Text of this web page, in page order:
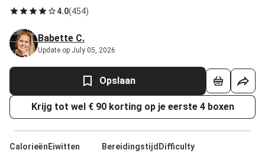
4.0(454)
Babette C.
Update op July 05, 2026
Opslaan
Krijg tot wel € 90 korting op je eerste 4 boxen
Calorieën Eiwitten
Bereidingstijd Difficulty